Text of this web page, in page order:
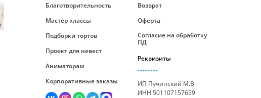
Благотворительность
Мастер классы
Подборки тортов
Проект для невест
Аниматорам
Корпоративные заказы
Возврат
Оферта
Согласие на обработку
ПД
Реквизиты
ИП Пучинский М.В.
ИНН 501107157659